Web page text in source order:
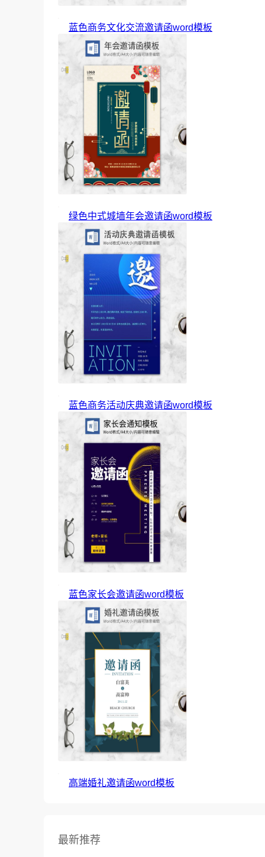
蓝色商务文化交流邀请函word模板
绿色中式城墙年会邀请函word模板
蓝色商务活动庆典邀请函word模板
蓝色家长会邀请函word模板
高端婚礼邀请函word模板
最新推荐